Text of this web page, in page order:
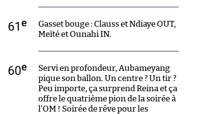
61 e
Gasset bouge : Clauss et Ndiaye OUT,
Meïté et Ounahi IN.
60e
Servi en profondeur, Aubameyang
pique son ballon. Un centre ? Un tir ?
Peu importe, ça surprend Reina et ça
offre le quatrième pion de la soirée à
l'OM ! Soirée de rêve pour les